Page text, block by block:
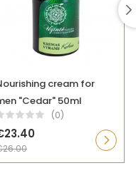
cream for
"Cedar" 50ml
(0)